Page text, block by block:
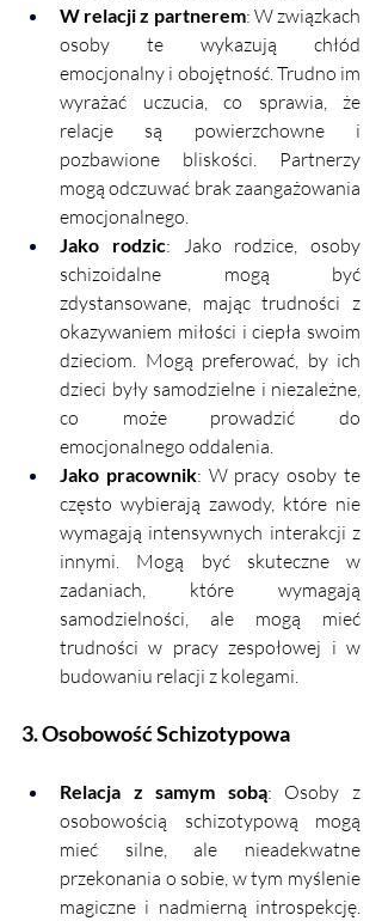
W relacji z partnerem: W związkach
osoby te wykazują chłód
emocjonalny i obojętność. Trudno im
wyrażać uczucia, co sprawia, że
relacje są powierzchowne i
pozbawione bliskości. Partnerzy
mogą odczuwać brak zaangażowania
emocjonalnego.
Jako rodzic: Jako rodzice, osoby
schizoidalne mogą być
zdystansowane, mając trudności z
okazywaniem miłości i ciepła swoim
dzieciom. Mogą preferować, by ich
dzieci były samodzielne i niezależne,
co może prowadzić do
emocjonalnego oddalenia.
Jako pracownik: W pracy osoby te
często wybierają zawody, które nie
wymagają intensywnych interakcji z
innymi. Mogą być skuteczne w
zadaniach, które wymagają
samodzielności, ale mogą mieć
trudności w pracy zespołowej i w
budowaniu relacji z kolegami.
3. Osobowość Schizotypowa
Relacja z samym sobą: Osoby z
osobowością schizotypową mogą
mieć silne, ale nieadekwatne
przekonania o sobie, w tym myślenie
magiczne i nadmierną introspekcję.